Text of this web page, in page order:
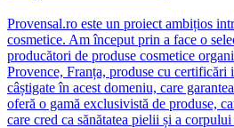
Provensal.ro este un proiect ambițios
cosmetice. Am început prin a face o
producători de produse cosmetice
Provence, Franța, produse cu certificări
câștigate în acest domeniu, care
oferă o gamă exclusivistă de produse,
care cred ca sănătatea pielii și a